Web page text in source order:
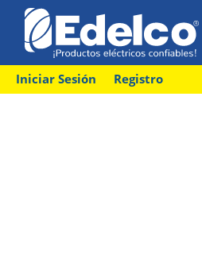
Iniciar Sesión Registro